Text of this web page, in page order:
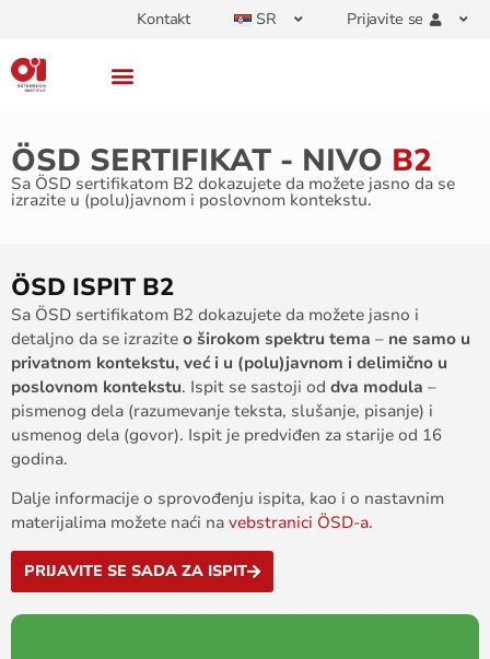
Kontakt SR Prijavite se
ÖSD SERTIFIKAT - NIVO B2
Sa ÖSD sertifikatom B2 dokazujete da možete jasno da se
izrazite u (polu)javnom i poslovnom kontekstu.
ÖSD ISPIT B2
Sa ÖSD sertifikatom B2 dokazujete da možete jasno i
detaljno da se izrazite o širokom spektru tema – ne samo u
privatnom kontekstu, već i u (polu)javnom i delimično u
poslovnom kontekstu. Ispit se sastoji od dva modula –
pismenog dela (razumevanje teksta, slušanje, pisanje) i
usmenog dela (govor). Ispit je predviđen za starije od 16
godina.
Dalje informacije o sprovođenju ispita, kao i o nastavnim
materijalima možete naći na vebstranici ÖSD-a.
PRIJAVITE SE SADA ZA ISPIT